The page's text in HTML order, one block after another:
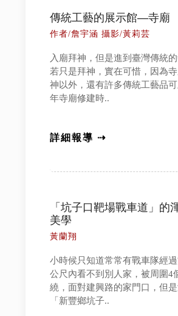
傳統工藝的展示館—寺廟
作者/詹宇涵 攝影/黃莉芸
入廟拜神，但是進到臺灣傳統的
若只是拜神，實在可惜，因為
神以外，還有許多傳統工藝品
年寺廟修建時..
詳細報導 ⇢
「坑子口靶場戰車道」的
美學
黃蘭翔
小時候只知道常常有戰車隊經
公尺內看不到別人家，被周圍4
繞，面對建興路的家門口，但是
「新豐鄉坑子..